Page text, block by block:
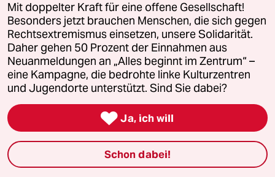
R R.I.P.
02.07.2023,19:06 Uhr
@Grandpa:
Ich teile Ihre Meinung bezüglich der
80er und der Konsumliebe
heutzutage, verstehe aber nicht, was
an meinem obigen Kommentar nicht
so ganz stimmt.
Falls Sie die "Wir haben alle nichts
gewußt"-Chöre irritierten, ich hatte
da die Nazis im Sinn.
Mit doppelter Kraft für eine offene Gesellschaft!
Besonders jetzt brauchen Menschen, die sich gegen
Rechtsextremismus einsetzen, unsere Solidarität.
Daher gehen 50 Prozent der Einnahmen aus
Neuanmeldungen an „Alles beginnt im Zentrum“ –
eine Kampagne, die bedrohte linke Kulturzentren
und Jugendorte unterstützt. Sind Sie dabei?
 Ja, ich will
Schon dabei!